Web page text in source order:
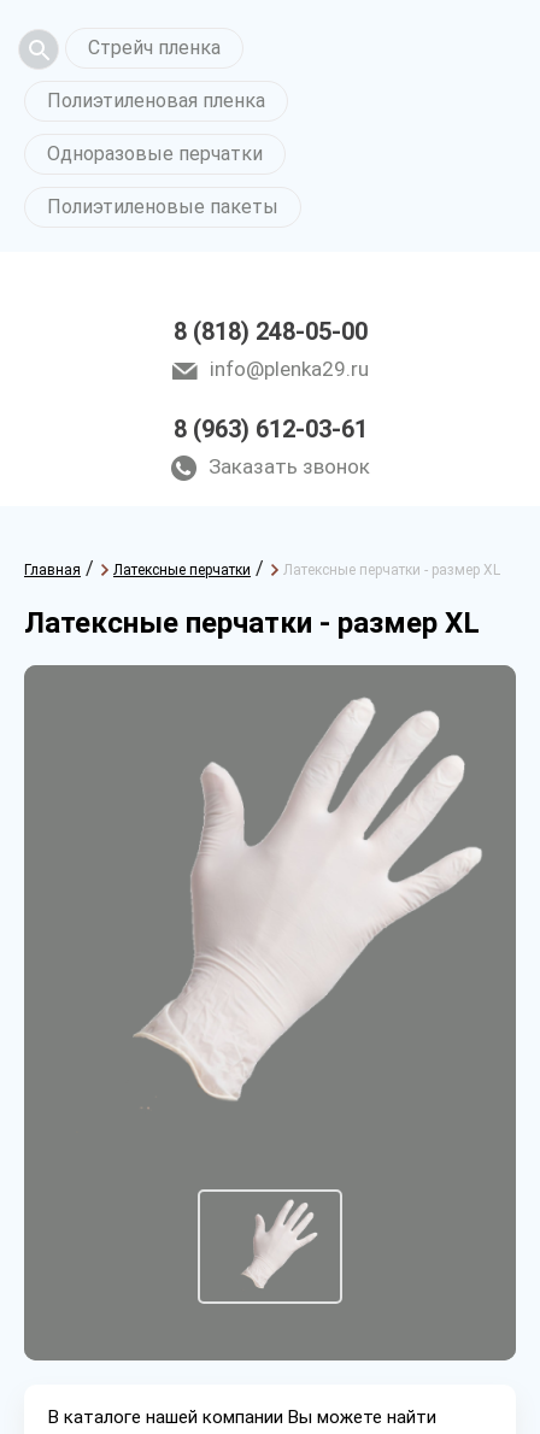
Стрейч пленка
Полиэтиленовая пленка
Одноразовые перчатки
Полиэтиленовые пакеты
8 (818) 248-05-00
info@plenka29.ru
8 (963) 612-03-61
Заказать звонок
Главная / Латексные перчатки / Латексные перчатки - размер XL
Латексные перчатки - размер XL
В каталоге нашей компании Вы можете найти